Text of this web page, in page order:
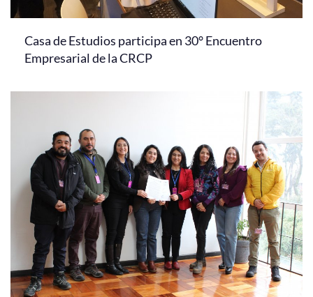
Casa de Estudios participa en 30° Encuentro
Empresarial de la CRCP